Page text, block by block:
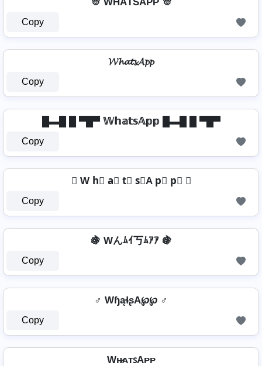
Copy
𝓦𝓱𝓪𝓽𝓼𝓐𝓹𝓹
Copy
█▬█ █ ▀█▀ 𝕎𝕙𝕒𝕥𝕤𝔸𝕡𝕡 █▬█ █ ▀█▀
Copy
⫷ W h⃣ a⃣ t⃣ s⃣A p⃣ p⃣ ⫷
Copy
🍇 Wんﾑｲ丂ﾑｱｱ 🍇
Copy
♂️ WɧąɬʂA℘℘ ♂️
Copy
Wʜ̷ᴀᴛꜱAᴘᴘ